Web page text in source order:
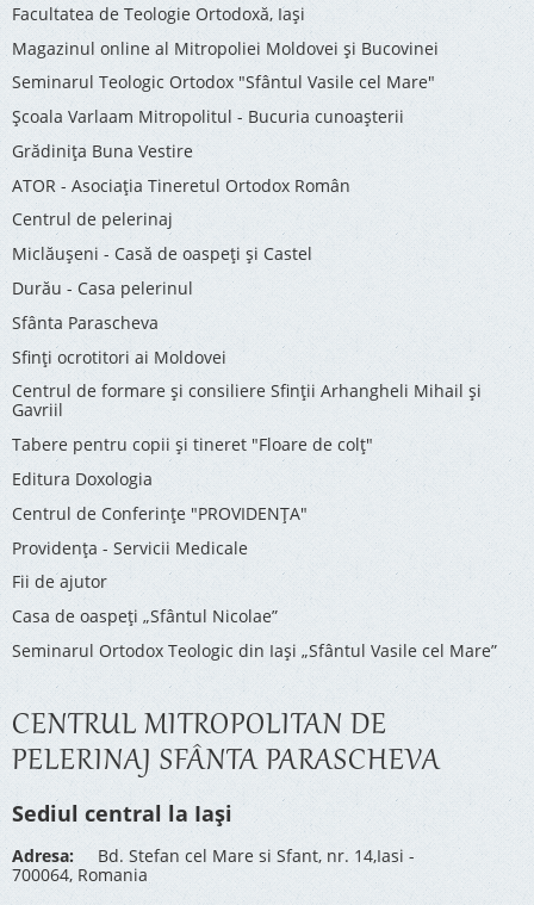
Facultatea de Teologie Ortodoxă, Iaşi
Magazinul online al Mitropoliei Moldovei și Bucovinei
Seminarul Teologic Ortodox "Sfântul Vasile cel Mare"
Şcoala Varlaam Mitropolitul - Bucuria cunoaşterii
Grădinița Buna Vestire
ATOR - Asociaţia Tineretul Ortodox Român
Centrul de pelerinaj
Miclăușeni - Casă de oaspeţi şi Castel
Durău - Casa pelerinul
Sfânta Parascheva
Sfinți ocrotitori ai Moldovei
Centrul de formare și consiliere Sfinții Arhangheli Mihail și
Gavriil
Tabere pentru copii şi tineret "Floare de colţ"
Editura Doxologia
Centrul de Conferinţe "PROVIDENŢA"
Providenţa - Servicii Medicale
Fii de ajutor
Casa de oaspeți „Sfântul Nicolae”
Seminarul Ortodox Teologic din Iași „Sfântul Vasile cel Mare”
CENTRUL MITROPOLITAN DE
PELERINAJ SFÂNTA PARASCHEVA
Sediul central la Iași
Adresa: Bd. Stefan cel Mare si Sfant, nr. 14,Iasi -
700064, Romania